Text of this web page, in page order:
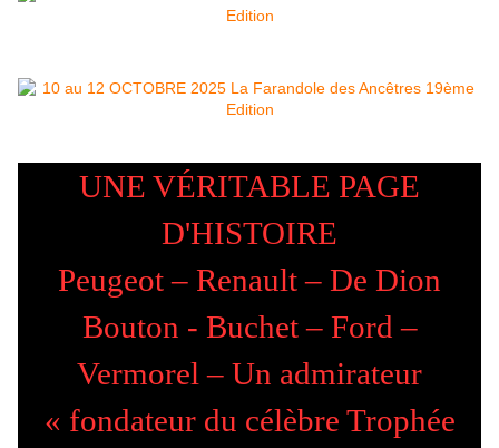
UNE VÉRITABLE PAGE
D'HISTOIRE
Peugeot – Renault – De Dion
Bouton - Buchet – Ford –
Vermorel – Un admirateur
« fondateur du célèbre Trophée